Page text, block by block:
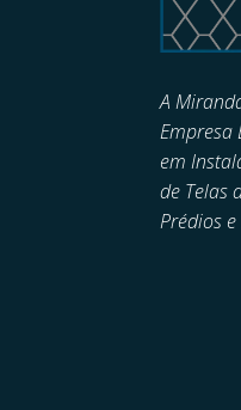
A
Empresa
em
de Telas
Prédios e